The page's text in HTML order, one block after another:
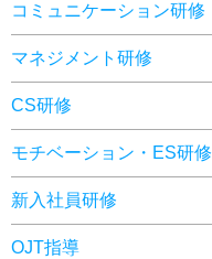
コミュニケーション研修
マネジメント研修
CS研修
モチベーション・ES研修
新入社員研修
OJT指導